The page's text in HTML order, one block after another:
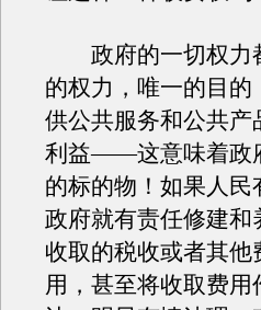
政府的一切权力
的权力，唯一的目
供公共服务和公共
利益——这意味着政
的标的物！如果人
政府就有责任修建
收取的税收或者其
用，甚至将收取费